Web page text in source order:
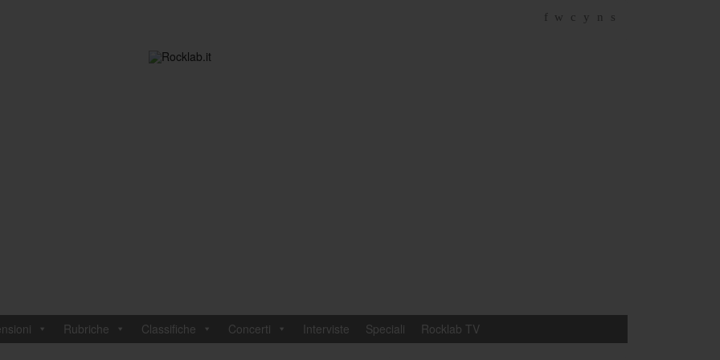
f w c y n s
Rubriche Classifiche Concerti Interviste Speciali Rocklab TV